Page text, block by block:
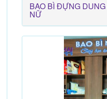
BAO BÌ ĐỰNG
NỮ